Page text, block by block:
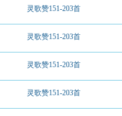
灵歌赞151-203首
灵歌赞151-203首
灵歌赞151-203首
灵歌赞151-203首